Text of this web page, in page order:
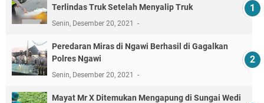
Terlindas Truk Setelah Menyalip Truk
Senin, Desember 20, 2021
Peredaran Miras di Ngawi Berhasil di Gagalkan
Polres Ngawi
Senin, Desember 20, 2021
Mayat Mr X Ditemukan Mengapung di Sungai Wedi